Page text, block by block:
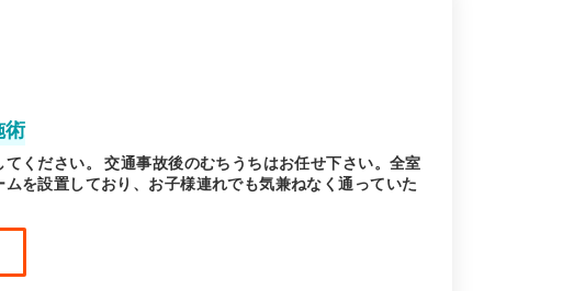
術
ください。 交通事故後のむちうちはお任せ下さい。全室
を設置しており、お子様連れでも気兼ねなく通っていた